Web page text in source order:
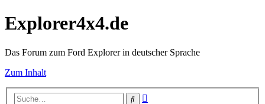
Explorer4x4.de
Das Forum zum Ford Explorer in deutscher Sprache
Zum Inhalt
Suche